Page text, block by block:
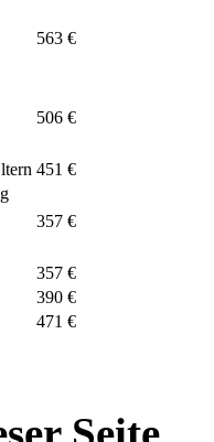
563 €
506 €
451 €
357 €
357 €
390 €
471 €